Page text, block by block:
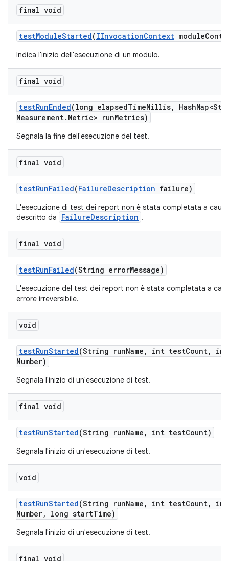
final void
testModuleStarted(IInvocationContext module
Indica l'inizio dell'esecuzione di un modulo.
final void
testRunEnded(long elapsedTimeMillis, Hash
Measurement. Metric> runMetrics)
Segnala la fine dell'esecuzione del test.
final void
testRunFailed(FailureDescription failure)
L'esecuzione di test dei report non è stata completata a
descritto da
FailureDescription .
final void
testRunFailed(String errorMessage)
L'esecuzione del test dei report non è stata completata a
errore irreversibile.
void
testRunStarted(String runName , int testCount,
int
Number)
Segnala l'inizio di un'esecuzione di test.
final void
testRunStarted(String runName , int testCount)
Segnala l'inizio di un'esecuzione di test.
void
testRunStarted(String runName , int testCount,
int
Number, long startTime)
Segnala l'inizio di un'esecuzione di test.
final void